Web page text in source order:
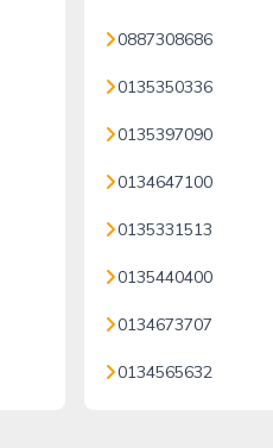
0887308686
0135350336
0135397090
0134647100
0135331513
0135440400
0134673707
0134565632